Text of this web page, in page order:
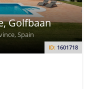
ID: 1601718
Golfbaan
Spain